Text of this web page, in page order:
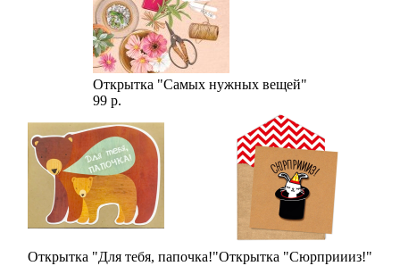
Открытка "Самых нужных вещей"
99 р.
Открытка "Для тебя, папочка!"Открытка "Сюрприииз!"